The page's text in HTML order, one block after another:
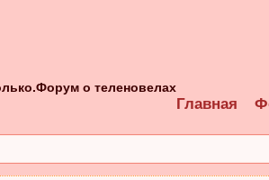
о теленовелах
Главная